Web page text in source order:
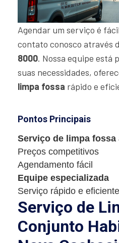
Agendar um serviço é
contato conosco através
8000. Nossa equipe está
suas necessidades,
limpa fossa rápido e
Pontos Principais
Serviço de limpa fossa
Preços competitivos
Agendamento fácil
Equipe especializada
Serviço rápido e eficiente
Serviço de
Conjunto